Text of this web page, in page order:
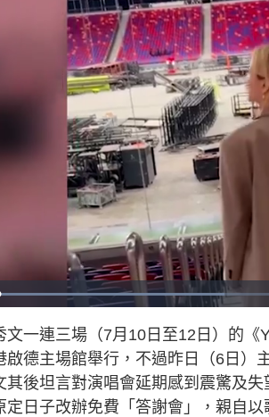
L
o
e
d
:
4
4
.
3
%
文一連三場（7月10日至12日）的
啟德主場館舉行，不過昨日（6日）
其後坦言對演唱會延期感到震驚及
定日子改辦免費「答謝會」，親自以